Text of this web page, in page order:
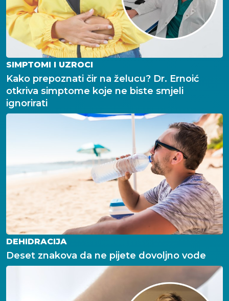
SIMPTOMI I UZROCI
Kako prepoznati čir na želucu? Dr. Ernoić
otkriva simptome koje ne biste smjeli
ignorirati
DEHIDRACIJA
Deset znakova da ne pijete dovoljno vode